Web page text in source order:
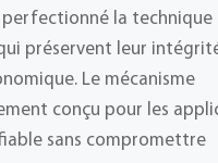
la technique
préservent leur
Le mécanisme
conçu pour les
sans compromettre